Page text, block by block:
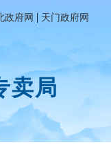
政府网 | 天门政府网
卖局